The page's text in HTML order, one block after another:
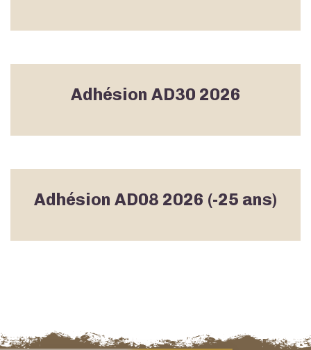
Adhésion AD30 2026
Adhésion AD08 2026 (-25 ans)